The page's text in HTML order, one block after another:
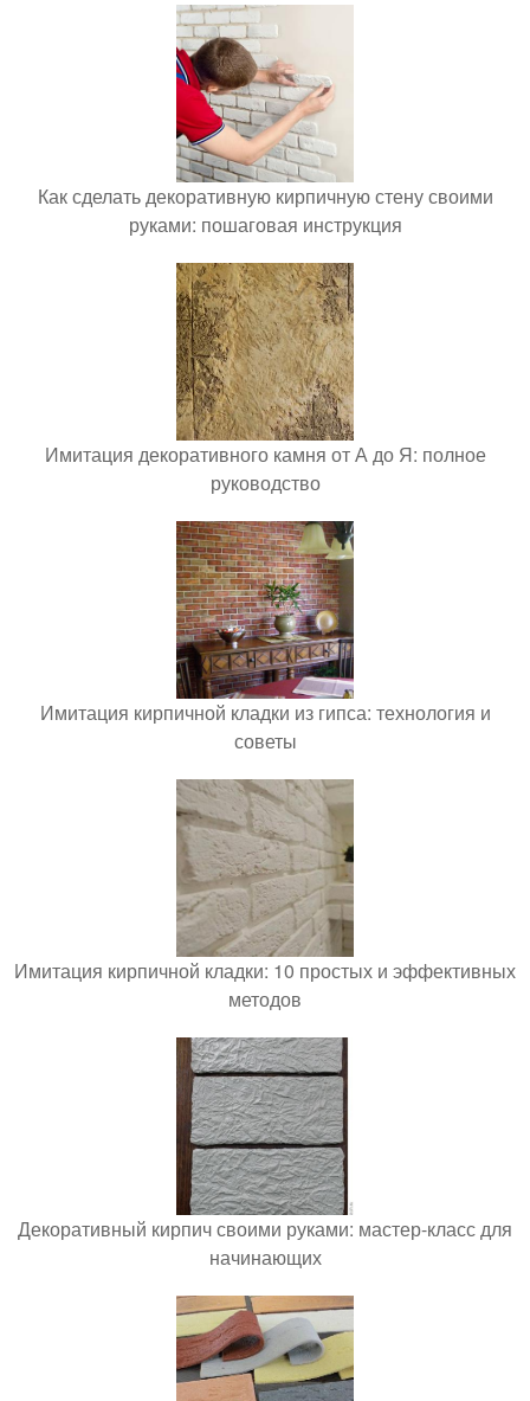
Как сделать декоративную кирпичную стену своими
руками: пошаговая инструкция
Имитация декоративного камня от А до Я: полное
руководство
Имитация кирпичной кладки из гипса: технология и
советы
Имитация кирпичной кладки: 10 простых и эффективных
методов
Декоративный кирпич своими руками: мастер-класс для
начинающих